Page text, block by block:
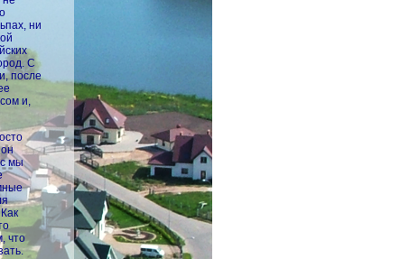
ни
С
после
и,
мы
что